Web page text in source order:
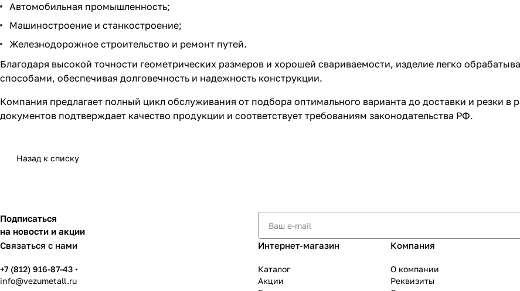
Автомобильная промышленность;
Машиностроение и станкостроение;
Железнодорожное строительство и ремонт путей.
Благодаря высокой точности геометрических размеров и хорошей свариваемости, изделие легко
способами, обеспечивая долговечность и надежность конструкции.
Компания предлагает полный цикл обслуживания от подбора оптимального варианта до доставки и резки в
документов подтверждает качество продукции и соответствует требованиям законодательства РФ.
Назад к списку
Подписаться
на новости и акции
Связаться с нами
+7 (812) 916-87-43
info@vezumetall.ru
Интернет-магазин
Каталог
Акции
Компания
О компании
Реквизиты